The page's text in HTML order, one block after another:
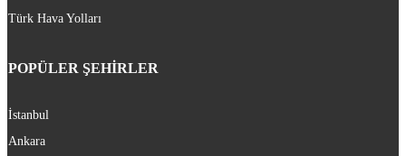
Türk Hava Yolları
POPÜLER ŞEHİRLER
İstanbul
Ankara